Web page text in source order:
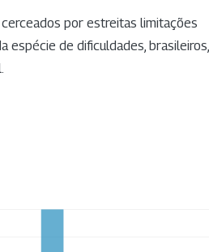
por estreitas limitações
espécie de dificuldades, brasileiros,